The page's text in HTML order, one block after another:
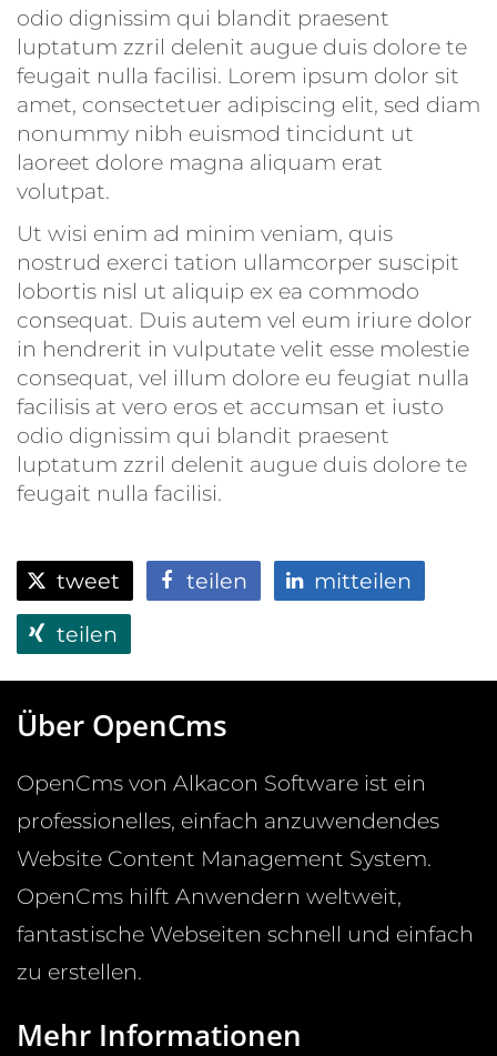
odio dignissim qui blandit praesent
luptatum zzril delenit augue duis dolore te
feugait nulla facilisi. Lorem ipsum dolor sit
amet, consectetuer adipiscing elit, sed diam
nonummy nibh euismod tincidunt ut
laoreet dolore magna aliquam erat
volutpat.
Ut wisi enim ad minim veniam, quis
nostrud exerci tation ullamcorper suscipit
lobortis nisl ut aliquip ex ea commodo
consequat. Duis autem vel eum iriure dolor
in hendrerit in vulputate velit esse molestie
consequat, vel illum dolore eu feugiat nulla
facilisis at vero eros et accumsan et iusto
odio dignissim qui blandit praesent
luptatum zzril delenit augue duis dolore te
feugait nulla facilisi.
tweet teilen
mitteilen
teilen
Über OpenCms
OpenCms von Alkacon Software ist ein
professionelles, einfach anzuwendendes
Website Content Management System.
OpenCms hilft Anwendern weltweit,
fantastische Webseiten schnell und einfach
zu erstellen.
Mehr Informationen